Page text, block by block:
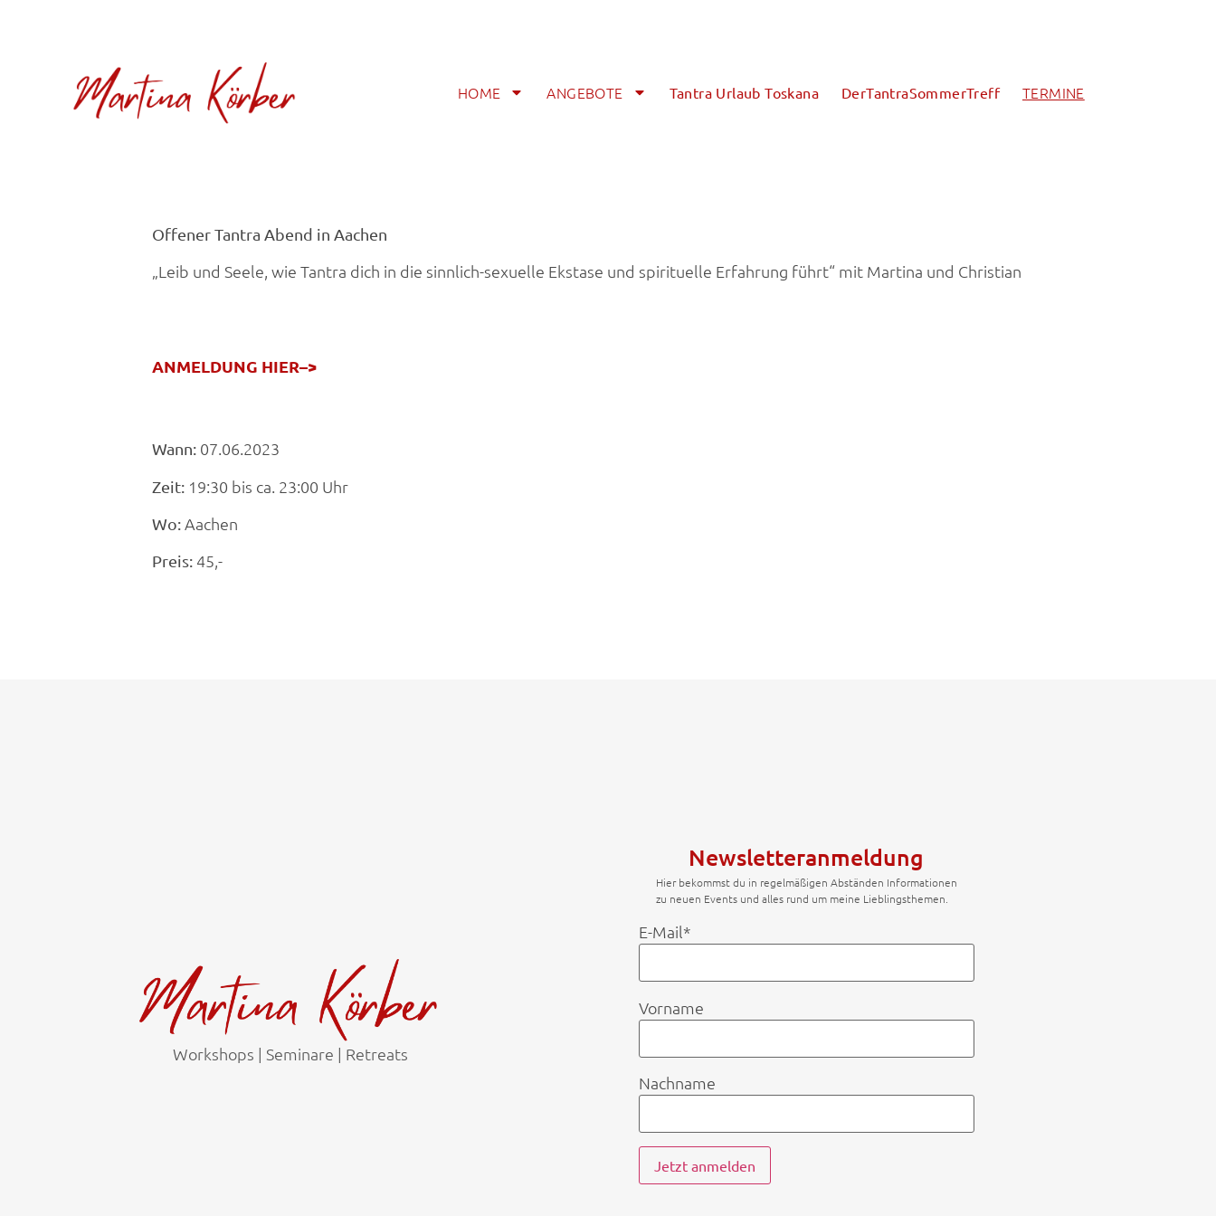
HOME ANGEBOTE Tantra Urlaub Toskana DerTantraSommerTreff TERMINE
Offener Tantra Abend in Aachen
„Leib und Seele, wie Tantra dich in die sinnlich-sexuelle Ekstase und spirituelle Erfahrung führt“ mit Martina und Christian
ANMELDUNG HIER–>
Wann: 07.06.2023
Zeit: 19:30 bis ca. 23:00 Uhr
Wo:Aachen
Preis: 45,-
Workshops | Seminare | Retreats
Newsletteranmeldung
Hier bekommst du in regelmäßigen Abständen Informationen
zu neuen Events und alles rund um meine Lieblingsthemen.
E-Mail*
Vorname
Nachname